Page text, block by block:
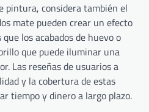
pintura, considera también el
mate pueden crear un efecto
los acabados de huevo o
que puede iluminar una
Las reseñas de usuarios a
y la cobertura de estas
tiempo y dinero a largo plazo.